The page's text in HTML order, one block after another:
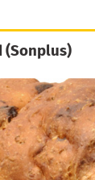
(Sonplus)